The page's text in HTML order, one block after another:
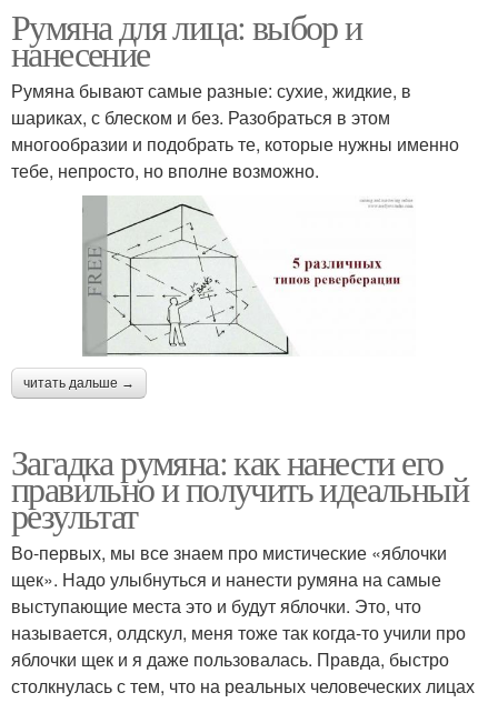
Румяна для лица: выбор и
нанесение
Румяна бывают самые разные: сухие, жидкие, в
шариках, с блеском и без. Разобраться в этом
многообразии и подобрать те, которые нужны именно
тебе, непросто, но вполне возможно.
читать дальше →
Загадка румяна: как нанести его
правильно и получить идеальный
результат
Во-первых, мы все знаем про мистические «яблочки
щек». Надо улыбнуться и нанести румяна на самые
выступающие места это и будут яблочки. Это, что
называется, олдскул, меня тоже так когда-то учили про
яблочки щек и я даже пользовалась. Правда, быстро
столкнулась с тем, что на реальных человеческих лицах